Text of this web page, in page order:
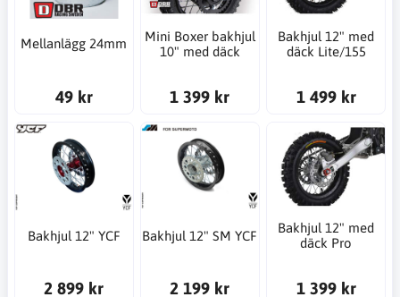
Mellanlägg 24mm
49 kr
Mini Boxer bakhjul
10" med däck
1 399 kr
Bakhjul 12" med
däck Lite/155
1 499 kr
Bakhjul 12" YCF
2 899 kr
Bakhjul 12" SM YCF
2 199 kr
Bakhjul 12" med
däck Pro
1 399 kr